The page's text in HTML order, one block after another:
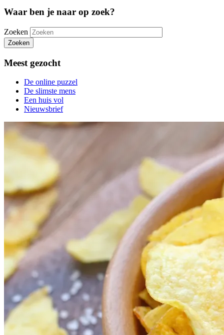
Waar ben je naar op zoek?
Zoeken
Zoeken
Meest gezocht
De online puzzel
De slimste mens
Een huis vol
Nieuwsbrief